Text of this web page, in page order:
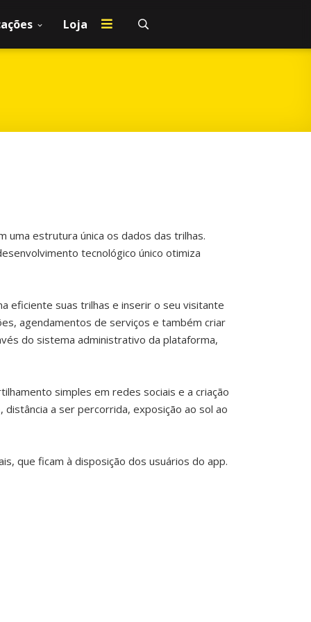
Loja
uma estrutura única os dados das trilhas.
tecnológico único otimiza
eficiente suas trilhas e inserir o seu visitante
agendamentos de serviços e também criar
do sistema administrativo da plataforma,
simples em redes sociais e a criação
a ser percorrida, exposição ao sol ao
que ficam à disposição dos usuários do app.